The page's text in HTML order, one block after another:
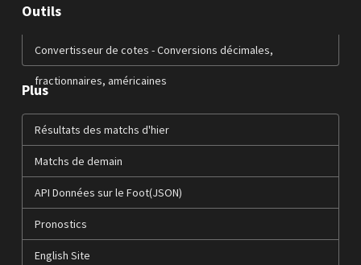
Outils
Convertisseur de cotes - Conversions décimales,
fractionnaires, américaines
Plus
Résultats des matchs d'hier
Matchs de demain
API Données sur le Foot(JSON)
Pronostics
English Site